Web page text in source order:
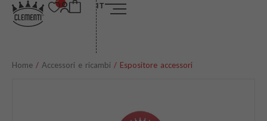
IT
Home / Accessori e ricambi / Espositore accessori